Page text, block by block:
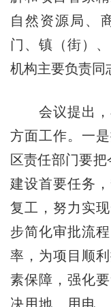
自然资源局、
门、镇（街）
机构主要负责同
会议提出，
方面工作。一
区责任部门要
建设首要任务
复工，努力实
步简化审批流
率，为项目顺
素保障，强化
决用地、用电